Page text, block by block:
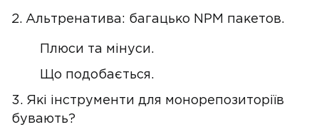
2. Альтренатива: багацько NPM пакетов.
Плюси та мінуси.
Що подобається.
3. Які інструменти для монорепозиторіїв
бувають?